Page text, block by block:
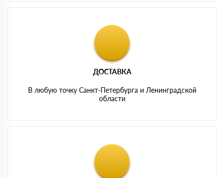
ДОСТАВКА
В любую точку Санкт-Петербурга и Ленинградской
области